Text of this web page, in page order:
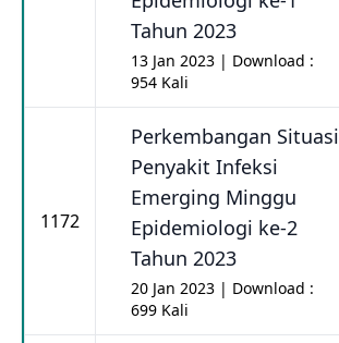
Tahun 2023
13 Jan 2023 | Download :
954 Kali
1172
Perkembangan Situasi
Penyakit Infeksi
Emerging Minggu
Epidemiologi ke-2
Tahun 2023
20 Jan 2023 | Download :
699 Kali